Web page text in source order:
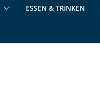
ESSEN & TRINKEN